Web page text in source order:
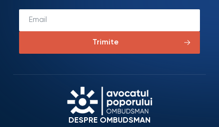
Trimite
DESPRE OMBUDSMAN